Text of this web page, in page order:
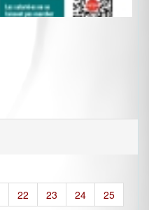
22 23 24 25